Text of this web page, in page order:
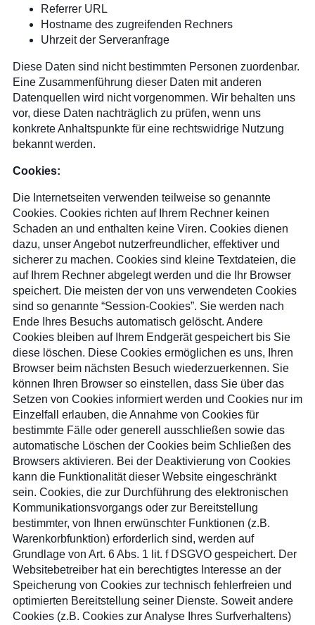
Referrer URL
Hostname des zugreifenden Rechners
Uhrzeit der Serveranfrage
Diese Daten sind nicht bestimmten Personen zuordenbar.
Eine Zusammenführung dieser Daten mit anderen
Datenquellen wird nicht vorgenommen. Wir behalten uns
vor, diese Daten nachträglich zu prüfen, wenn uns
konkrete Anhaltspunkte für eine rechtswidrige Nutzung
bekannt werden.
Cookies:
Die Internetseiten verwenden teilweise so genannte
Cookies. Cookies richten auf Ihrem Rechner keinen
Schaden an und enthalten keine Viren. Cookies dienen
dazu, unser Angebot nutzerfreundlicher, effektiver und
sicherer zu machen. Cookies sind kleine Textdateien, die
auf Ihrem Rechner abgelegt werden und die Ihr Browser
speichert. Die meisten der von uns verwendeten Cookies
sind so genannte “Session-Cookies”. Sie werden nach
Ende Ihres Besuchs automatisch gelöscht. Andere
Cookies bleiben auf Ihrem Endgerät gespeichert bis Sie
diese löschen. Diese Cookies ermöglichen es uns, Ihren
Browser beim nächsten Besuch wiederzuerkennen. Sie
können Ihren Browser so einstellen, dass Sie über das
Setzen von Cookies informiert werden und Cookies nur im
Einzelfall erlauben, die Annahme von Cookies für
bestimmte Fälle oder generell ausschließen sowie das
automatische Löschen der Cookies beim Schließen des
Browsers aktivieren. Bei der Deaktivierung von Cookies
kann die Funktionalität dieser Website eingeschränkt
sein. Cookies, die zur Durchführung des elektronischen
Kommunikationsvorgangs oder zur Bereitstellung
bestimmter, von Ihnen erwünschter Funktionen (z.B.
Warenkorbfunktion) erforderlich sind, werden auf
Grundlage von Art. 6 Abs. 1 lit. f DSGVO gespeichert. Der
Websitebetreiber hat ein berechtigtes Interesse an der
Speicherung von Cookies zur technisch fehlerfreien und
optimierten Bereitstellung seiner Dienste. Soweit andere
Cookies (z.B. Cookies zur Analyse Ihres Surfverhaltens)